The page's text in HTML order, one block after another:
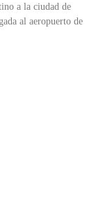
a la ciudad de
al aeropuerto de